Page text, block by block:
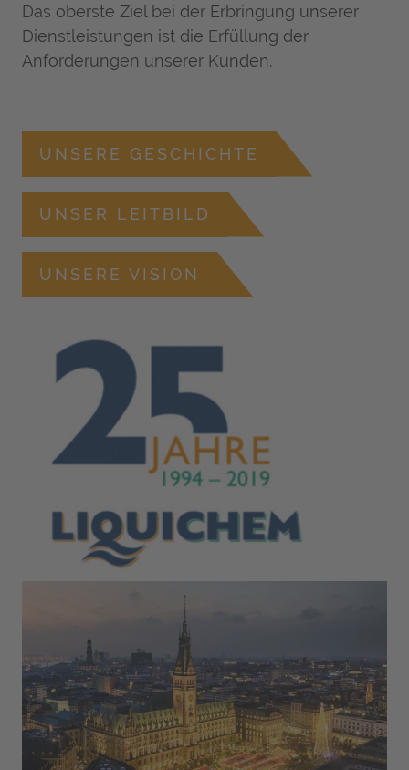
Das oberste Ziel bei der Erbringung unserer
Dienstleistungen ist die Erfüllung der
Anforderungen unserer Kunden.
UNSERE GESCHICHTE
UNSER LEITBILD
UNSERE VISION